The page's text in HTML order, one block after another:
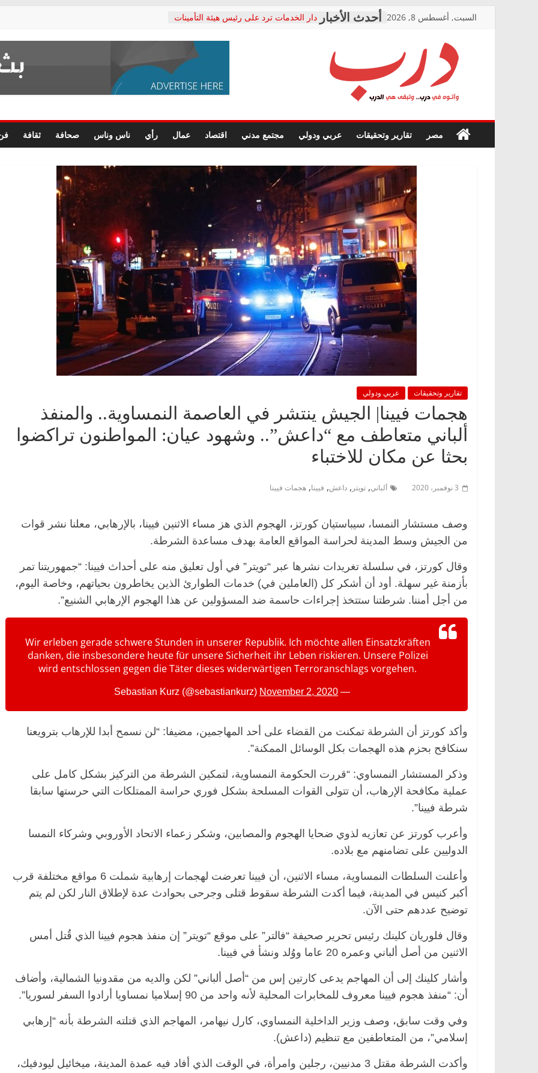
السبت, أغسطس 8, 2026
دار الخدمات ترد على رئيس هيئة التأمينات
معاناة أصحاب المعاشات.. ونطالب بكشف
فرحات سليمان يكتب: القطاع الصحي إلى
حزب التحالف الشعبي يطلق لجنة “الحق
صور .. اعتماد الرسومات النهائية للقرار
الوزاري لمدينة الصحفيين.. وانتهاء أعمال
إنشاء المبنى الإداري
متابعة قضية الدكتور محمد زهران.. ويؤكد:
قرينة البراءة وضمانات المحاكمة العادلة
حق أصيل
درب
في
درب..
مصر تقارير وتحقيقات عربي ودولي مجتمع مدني اقتصاد عمال رأي ناس وناس صحافة ثقافة
تقارير وتحقيقات عربي ودولي
هجمات فيينا| الجيش ينتشر في العاصمة النمساوية.. والمنفذ
ألباني متعاطف مع “داعش”.. وشهود عيان: المواطنون تراكضوا
بحثا عن مكان للاختباء
3 نوفمبر، 2020 ألباني, تويتر , داعش, فيينا, هجمات فيينا
وصف مستشار النمسا، سيباستيان كورتز، الهجوم الذي هز مساء الاثنين فيينا، بالإرهابي، معلنا نشر قوات
من الجيش وسط المدينة لحراسة المواقع العامة بهدف مساعدة الشرطة.
وقال كورتز، في سلسلة تغريدات نشرها عبر “تويتر” في أول تعليق منه على أحداث فيينا: “جمهوريتنا تمر
بأزمنة غير سهلة. أود أن أشكر كل (العاملين في) خدمات الطوارئ الذين يخاطرون بحياتهم، وخاصة اليوم،
من أجل أمننا. شرطتنا ستتخذ إجراءات حاسمة ضد المسؤولين عن هذا الهجوم الإرهابي الشنيع”.
Wir erleben gerade schwere Stunden in unserer Republik. Ich möchte allen Einsatzkräften
danken, die insbesondere heute für unsere Sicherheit ihr Leben riskieren. Unsere Polizei
wird entschlossen gegen die Täter dieses widerwärtigen Terroranschlags vorgehen.
— Sebastian Kurz (@sebastiankurz)
November 2, 2020
وأكد كورتز أن الشرطة تمكنت من القضاء على أحد المهاجمين، مضيفا: “لن نسمح أبدا للإرهاب بترويعنا
سنكافح بحزم هذه الهجمات بكل الوسائل الممكنة”.
وذكر المستشار النمساوي: “قررت الحكومة النمساوية، لتمكين الشرطة من التركيز بشكل كامل على
عملية مكافحة الإرهاب، أن تتولى القوات المسلحة بشكل فوري حراسة الممتلكات التي حرستها سابقا
شرطة فيينا”.
وأعرب كورتز عن تعازيه لذوي ضحايا الهجوم والمصابين، وشكر زعماء الاتحاد الأوروبي وشركاء النمسا
الدوليين على تضامنهم مع بلاده.
وأعلنت السلطات النمساوية، مساء الاثنين، أن فيينا تعرضت لهجمات إرهابية شملت 6 مواقع مختلفة قرب
أكبر كنيس في المدينة، فيما أكدت الشرطة سقوط قتلى وجرحى بحوادث عدة لإطلاق النار لكن لم يتم
توضيح عددهم حتى الآن.
وقال فلوريان كلينك رئيس تحرير صحيفة “فالتر” على موقع “تويتر” إن منفذ هجوم فيينا الذي قُتل أمس
الاثنين من أصل ألباني وعمره 20 عاما ووُلد ونشأ في فيينا.
وأشار كلينك إلى أن المهاجم يدعى كارتين إس من “أصل ألباني” لكن والديه من مقدونيا الشمالية، وأضاف
أن: “منفذ هجوم فيينا معروف للمخابرات المحلية لأنه واحد من 90 إسلاميا نمساويا أرادوا السفر لسوريا”.
وفي وقت سابق، وصف وزير الداخلية النمساوي، كارل نيهامر، المهاجم الذي قتلته الشرطة بأنه “إرهابي
إسلامي”، من المتعاطفين مع تنظيم (داعش).
وأكدت الشرطة مقتل 3 مدنيين، رجلين وامرأة، في الوقت الذي أفاد فيه عمدة المدينة، ميخائيل ليودفيك،
الرئيسية مصر ناس وناس
مقعد شاغر على مائدة الإفطار.. يحيى
حسين عبدالهادي فارس مقاومة
(بروفايل)
21 فبراير، 2026
الرئيسية مصر ناس وناس
في ذكرى رحيله.. د. نور فرحات فقيه
للحرية (بروفايل)
26 يناير، 2026
ناس وناس
د. عبدالخالق فاروق.. خبير اقتصادي
يحتفل بذكرى ميلاده وحيداً على أبواب